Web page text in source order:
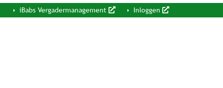
iBabs Vergadermanagement Inloggen